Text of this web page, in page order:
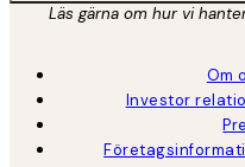
Läs gärna om hur vi
Om
Investor